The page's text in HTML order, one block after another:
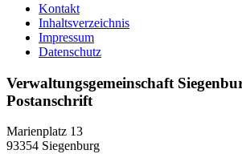
Kontakt
Inhaltsverzeichnis
Impressum
Datenschutz
Verwaltungsgemeinschaft
Postanschrift
Marienplatz 13
93354 Siegenburg